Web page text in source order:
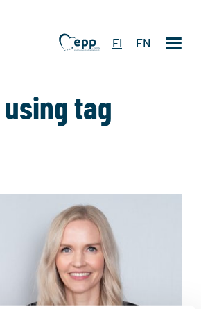
FI EN
tag